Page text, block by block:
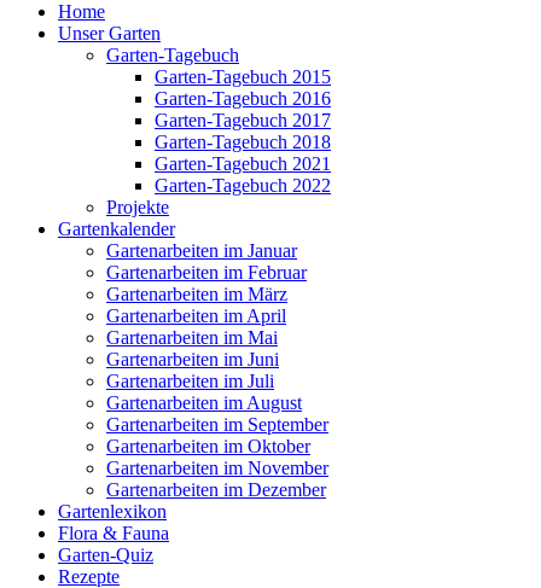
Home
Unser Garten
Garten-Tagebuch
Garten-Tagebuch 2015
Garten-Tagebuch 2016
Garten-Tagebuch 2017
Garten-Tagebuch 2018
Garten-Tagebuch 2021
Garten-Tagebuch 2022
Projekte
Gartenkalender
Gartenarbeiten im Januar
Gartenarbeiten im Februar
Gartenarbeiten im März
Gartenarbeiten im April
Gartenarbeiten im Mai
Gartenarbeiten im Juni
Gartenarbeiten im Juli
Gartenarbeiten im August
Gartenarbeiten im September
Gartenarbeiten im Oktober
Gartenarbeiten im November
Gartenarbeiten im Dezember
Gartenlexikon
Flora & Fauna
Garten-Quiz
Rezepte